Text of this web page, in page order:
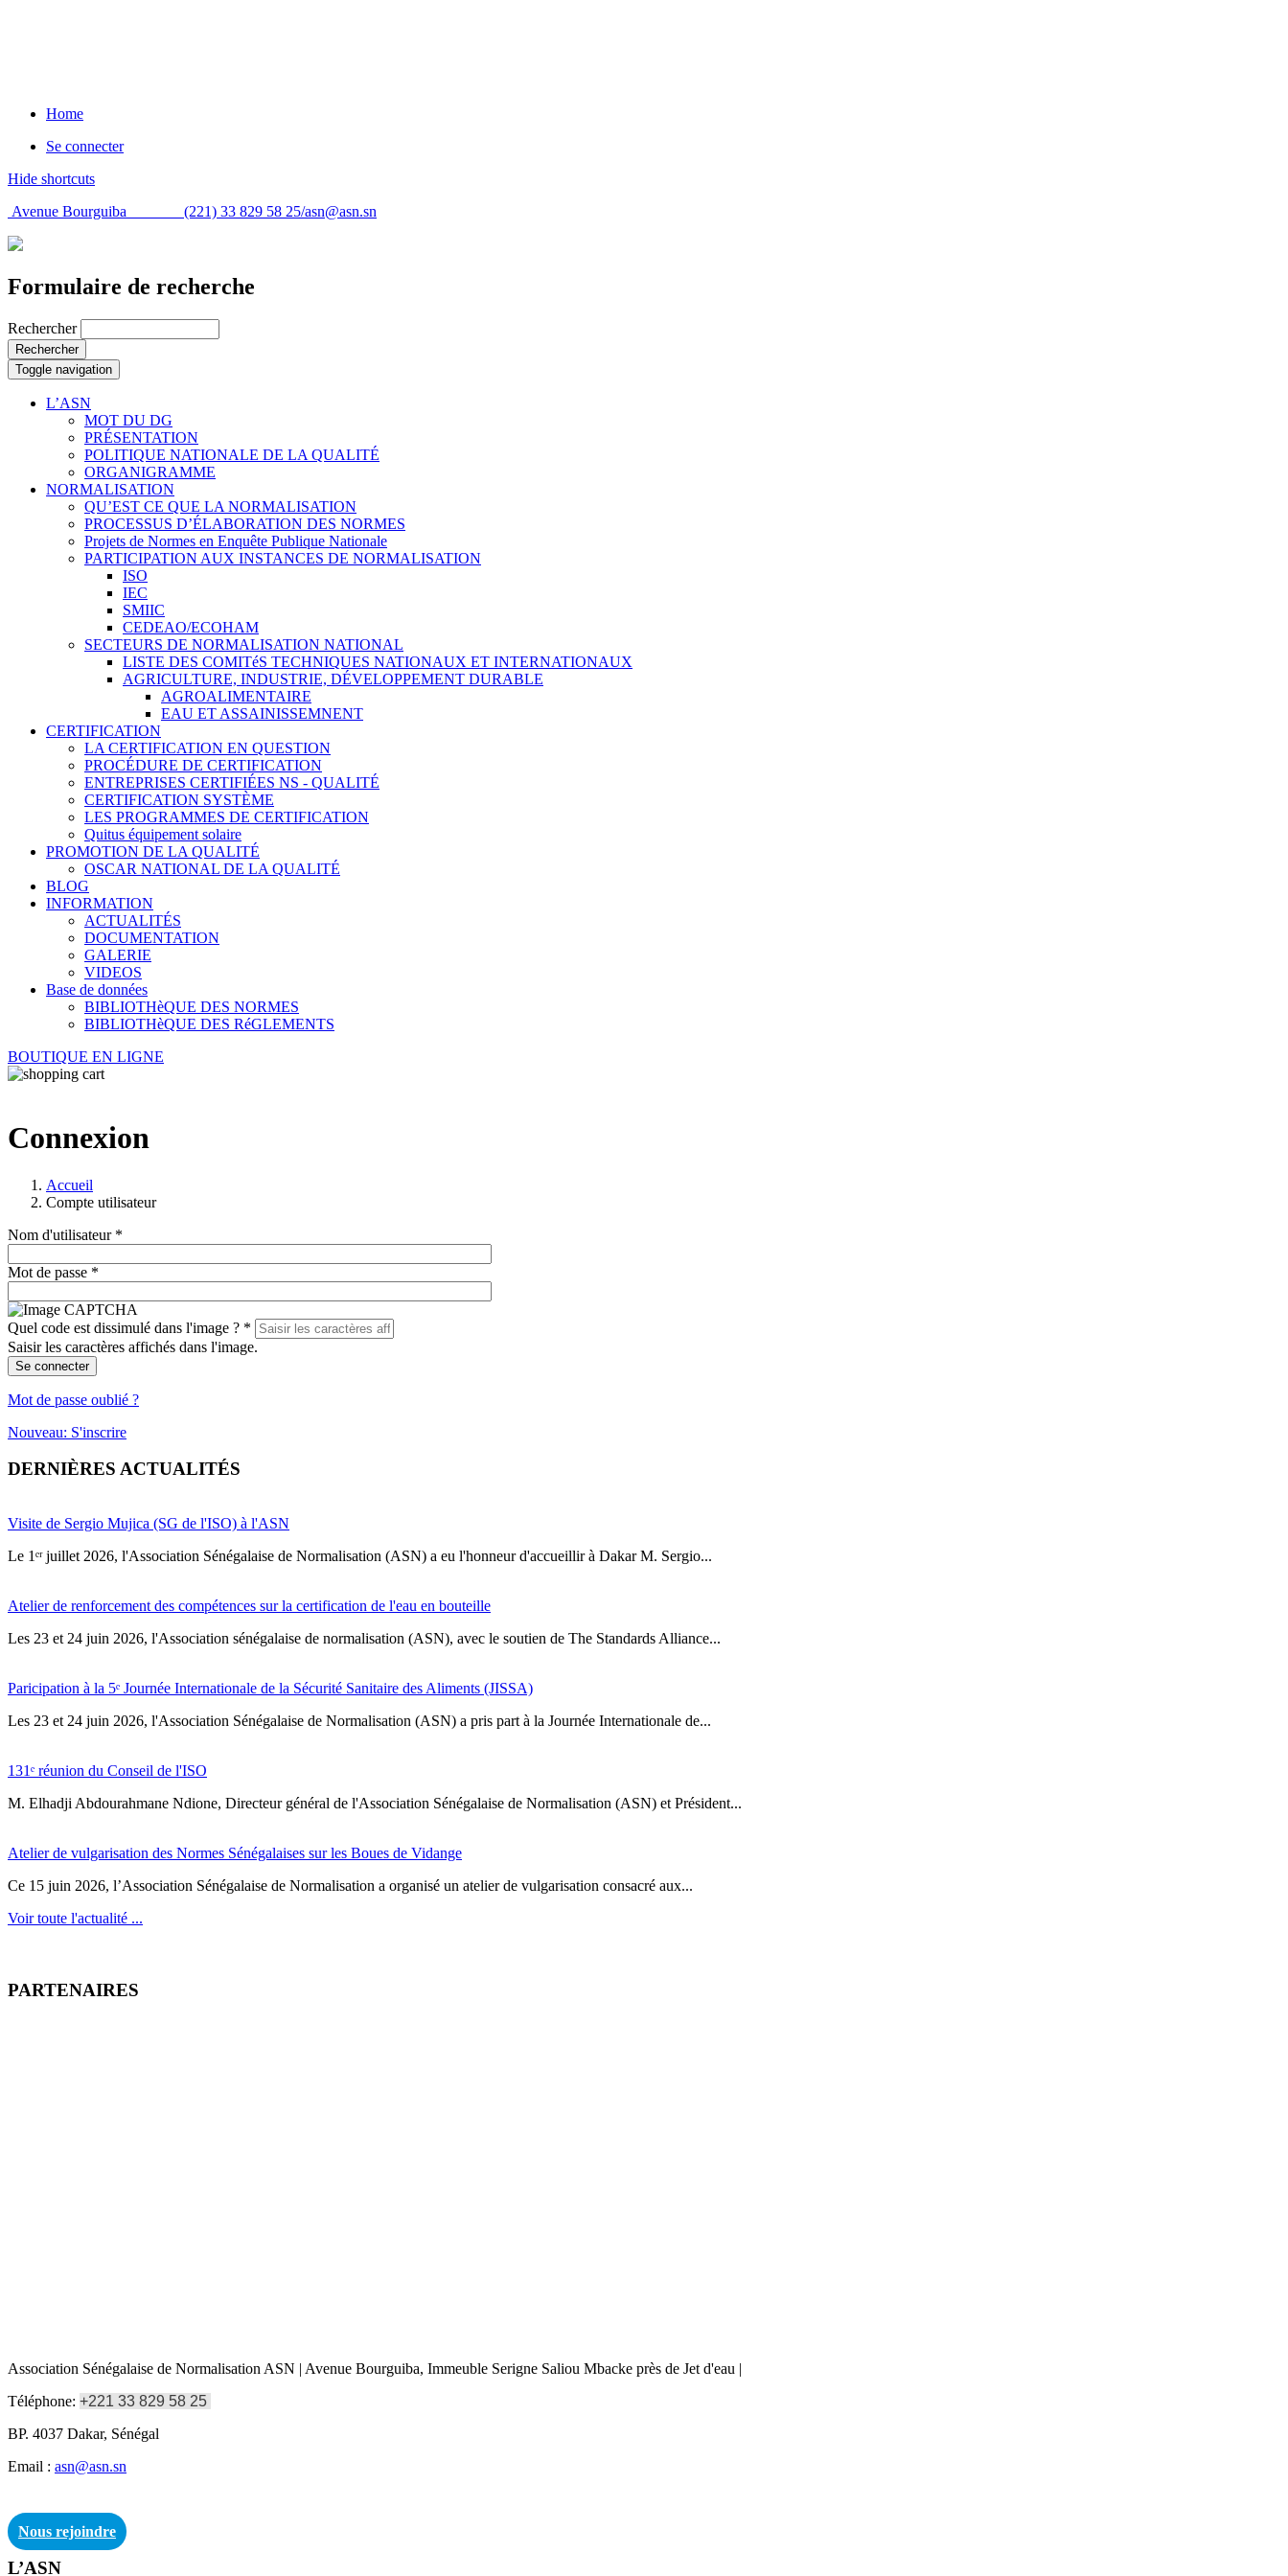
Home
Se connecter
Hide shortcuts
Avenue Bourguiba (221) 33 829 58 25/asn@asn.sn
Formulaire de recherche
Rechercher
Rechercher
Toggle navigation
L’ASN
MOT DU DG
PRÉSENTATION
POLITIQUE NATIONALE DE LA QUALITÉ
ORGANIGRAMME
NORMALISATION
QU’EST CE QUE LA NORMALISATION
PROCESSUS D’ÉLABORATION DES NORMES
Projets de Normes en Enquête Publique Nationale
PARTICIPATION AUX INSTANCES DE NORMALISATION
ISO
IEC
SMIIC
CEDEAO/ECOHAM
SECTEURS DE NORMALISATION NATIONAL
LISTE DES COMITéS TECHNIQUES NATIONAUX ET INTERNATIONAUX
AGRICULTURE, INDUSTRIE, DÉVELOPPEMENT DURABLE
AGROALIMENTAIRE
EAU ET ASSAINISSEMNENT
CERTIFICATION
LA CERTIFICATION EN QUESTION
PROCÉDURE DE CERTIFICATION
ENTREPRISES CERTIFIÉES NS - QUALITÉ
CERTIFICATION SYSTÈME
LES PROGRAMMES DE CERTIFICATION
Quitus équipement solaire
PROMOTION DE LA QUALITÉ
OSCAR NATIONAL DE LA QUALITÉ
BLOG
INFORMATION
ACTUALITÉS
DOCUMENTATION
GALERIE
VIDEOS
Base de données
BIBLIOTHèQUE DES NORMES
BIBLIOTHèQUE DES RéGLEMENTS
BOUTIQUE EN LIGNE
Connexion
Accueil
Compte utilisateur
Nom d'utilisateur *
Mot de passe *
Quel code est dissimulé dans l'image ? *
Saisir les caractères affichés dans l'image.
Se connecter
Mot de passe oublié ?
Nouveau: S'inscrire
DERNIÈRES ACTUALITÉS
Visite de Sergio Mujica (SG de l'ISO) à l'ASN
Le 1ᵉʳ juillet 2026, l'Association Sénégalaise de Normalisation (ASN) a eu l'honneur d'accueillir à Dakar M. Sergio...
Atelier de renforcement des compétences sur la certification de l'eau en bouteille
Les 23 et 24 juin 2026, l'Association sénégalaise de normalisation (ASN), avec le soutien de The Standards Alliance...
Paricipation à la 5ᵉ Journée Internationale de la Sécurité Sanitaire des Aliments (JISSA)
‎Les 23 et 24 juin 2026, l'Association Sénégalaise de Normalisation (ASN) a pris part à la Journée Internationale de...
131ᵉ réunion du Conseil de l'ISO
M. Elhadji Abdourahmane Ndione, Directeur général de l'Association Sénégalaise de Normalisation (ASN) et Président...
Atelier de vulgarisation des Normes Sénégalaises sur les Boues de Vidange
Ce 15 juin 2026, l’Association Sénégalaise de Normalisation a organisé un atelier de vulgarisation consacré aux...
Voir toute l'actualité ...
PARTENAIRES
Association Sénégalaise de Normalisation ASN | Avenue Bourguiba, Immeuble Serigne Saliou Mbacke près de Jet d'eau |
Téléphone: +221 33 829 58 25
BP. 4037 Dakar, Sénégal
Email : asn@asn.sn
Nous rejoindre
L’ASN